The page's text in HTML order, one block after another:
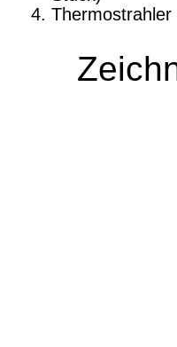
Thermostrahler